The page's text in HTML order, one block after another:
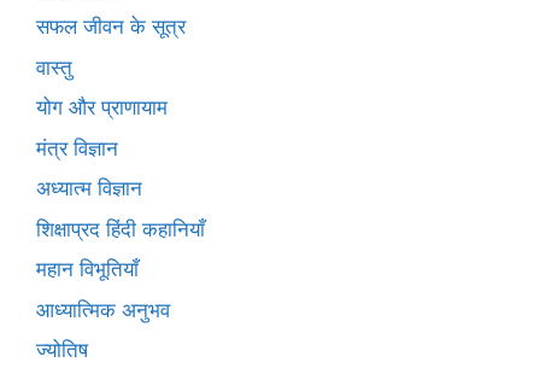
सफल जीवन के सूत्र
वास्तु
योग और प्राणायाम
मंत्र विज्ञान
अध्यात्म विज्ञान
शिक्षाप्रद हिंदी कहानियाँ
महान विभूतियाँ
आध्यात्मिक अनुभव
ज्योतिष